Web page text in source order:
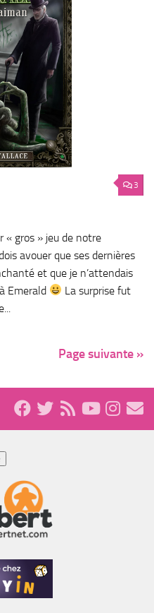
3
« gros » jeu de notre
avouer que ses dernières
et que je n’attendais
Emerald
La surprise fut
Page suivante »